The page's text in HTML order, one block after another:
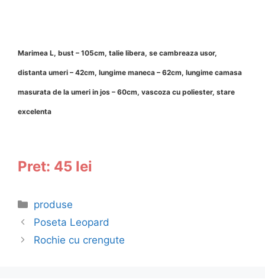
Marimea L, bust – 105cm, talie libera, se cambreaza usor,
distanta umeri – 42cm, lungime maneca – 62cm, lungime camasa
masurata de la umeri in jos – 60cm, vascoza cu poliester, stare
excelenta
Pret: 45 lei
Categories
produse
Poseta Leopard
Rochie cu crengute